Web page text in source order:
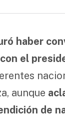
haber
el
aunque
de